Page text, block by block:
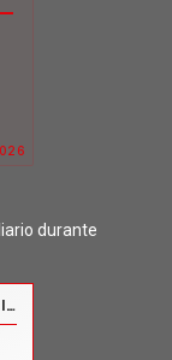
durante